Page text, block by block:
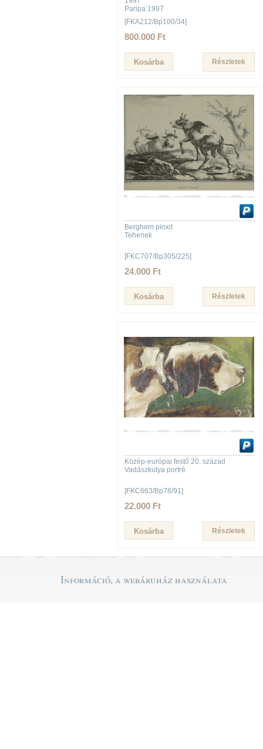
Paripa 1997
[FKA212/Bp100/34]
800.000 Ft
Részletek
Berghem pinxit
Tehenek
[FKC707/Bp305/225]
24.000 Ft
Részletek
Közép-európai festő 20. század
Vadászkutya portré
[FKC663/Bp78/91]
22.000 Ft
Részletek
Információ, a webáruház használata